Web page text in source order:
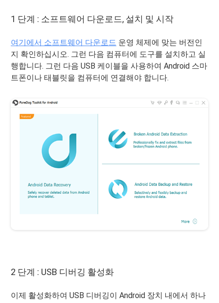
1 단계 : 소프트웨어 다운로드, 설치 및 시작
여기에서 소프트웨어 다운로드 운영 체제에 맞는 버전인
지 확인하십시오. 그런 다음 컴퓨터에 도구를 설치하고 실
행합니다. 그런 다음 USB 케이블을 사용하여 Android 스마
트폰이나 태블릿을 컴퓨터에 연결해야 합니다.
2 단계 : USB 디버깅 활성화
이제 활성화하여 USB 디버깅이 Android 장치 내에서 하나